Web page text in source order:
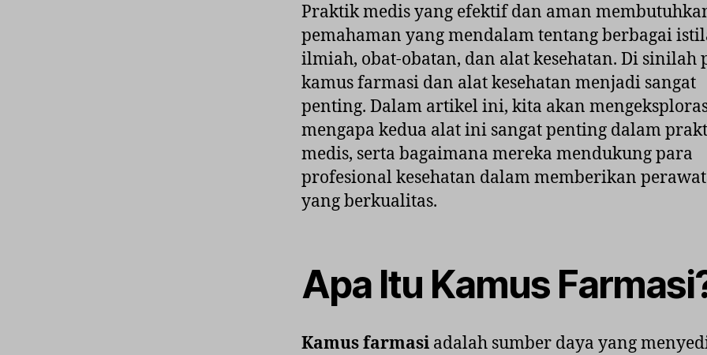
Praktik medis yang efektif dan aman
pemahaman yang mendalam tentang berbagai
ilmiah, obat-obatan, dan alat kesehatan. Di sinilah
kamus farmasi dan alat kesehatan menjadi sangat
penting. Dalam artikel ini, kita akan
mengapa kedua alat ini sangat penting dalam
medis, serta bagaimana mereka mendukung para
profesional kesehatan dalam memberikan
yang berkualitas.
Apa Itu Kamus
Kamus farmasi adalah sumber daya yang